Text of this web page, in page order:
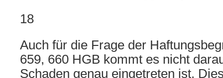
18
Auch für die Frage der
659, 660 HGB kommt es nicht
Schaden genau eingetreten ist.